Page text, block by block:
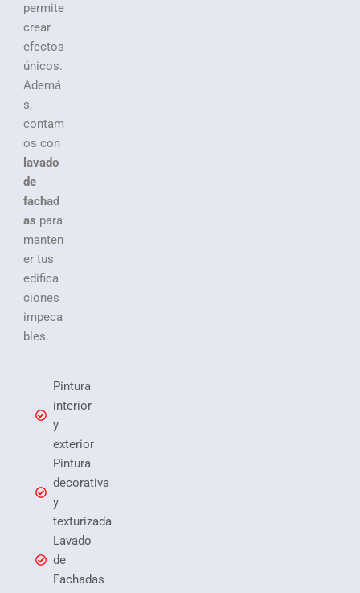
permite
crear
efectos
únicos.
Ademá
s,
contam
os con
lavado
de
fachad
as para
manten
er tus
edifica
ciones
impeca
bles.
Pintura
interior
y
exterior
Pintura
decorativa
y
texturizada
Lavado
de
Fachadas